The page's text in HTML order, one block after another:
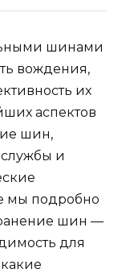
шинами
вождения,
их
аспектов
шин,
и
мы подробно
шин —
для